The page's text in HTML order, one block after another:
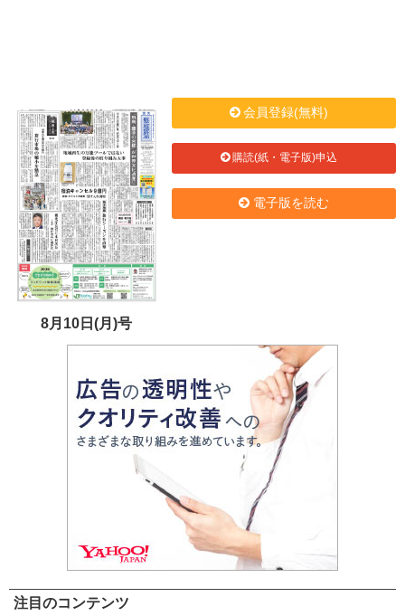
8月10日(月)号
会員登録(無料)
購読(紙・電子版)申込
電子版を読む
注目のコンテンツ